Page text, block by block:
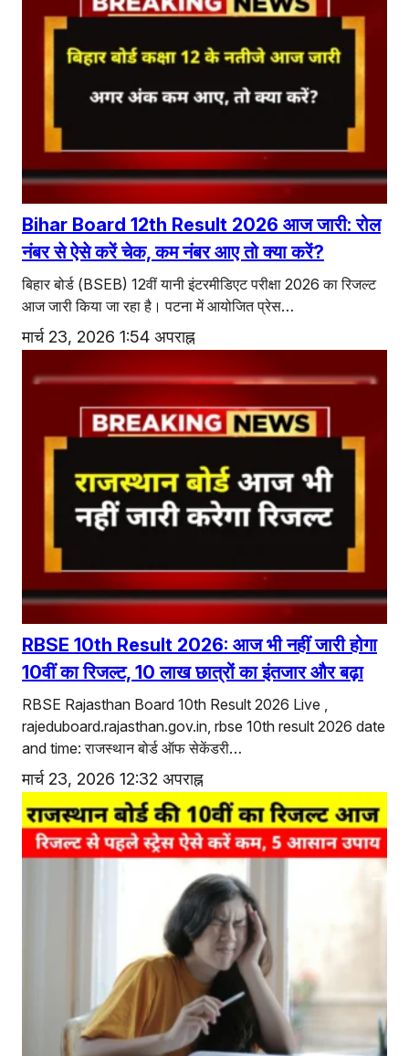
Bihar Board 12th Result 2026 आज जारी: रोल
नंबर से ऐसे करें चेक, कम नंबर आए तो क्या करें?
बिहार बोर्ड (BSEB) 12वीं यानी इंटरमीडिएट परीक्षा 2026 का रिजल्ट
आज जारी किया जा रहा है। पटना में आयोजित प्रेस…
मार्च 23, 2026 1:54 अपराह्न
RBSE 10th Result 2026: आज भी नहीं जारी होगा
10वीं का रिजल्ट, 10 लाख छात्रों का इंतजार और बढ़ा
RBSE Rajasthan Board 10th Result 2026 Live ,
rajeduboard.rajasthan.gov.in, rbse 10th result 2026 date
and time: राजस्थान बोर्ड ऑफ सेकेंडरी…
मार्च 23, 2026 12:32 अपराह्न